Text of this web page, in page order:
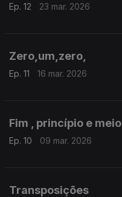
Ep. 12 23 mar. 2026
Zero,um,zero,
Ep. 11 16 mar. 2026
Fim , princípio e meio
Ep. 10 09 mar. 2026
Transposições